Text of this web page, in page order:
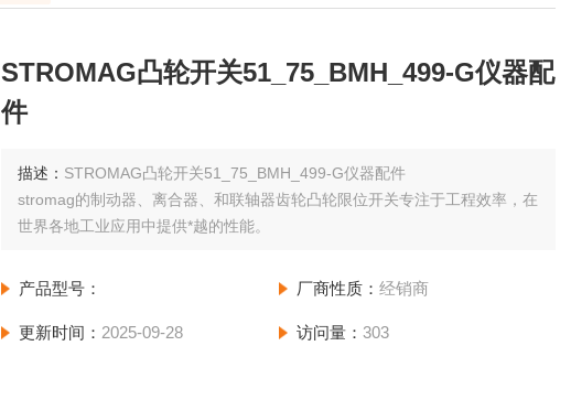
STROMAG凸轮开关51_75_BMH_499-G仪器配
件
描述： STROMAG凸轮开关51_75_BMH_499-G仪器配件
stromag的制动器、离合器、和联轴器齿轮凸轮限位开关专注于工程效率，在
世界各地工业应用中提供*越的性能。
产品型号： 厂商性质： 经销商
更新时间： 2025-09-28 访问量： 303